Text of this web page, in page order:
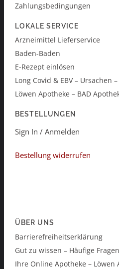
Zahlungsbedingungen
LOKALE SERVICE
Arzneimittel Lieferservice
Baden-Baden
E-Rezept einlösen
Long Covid & EBV – Ursachen
Löwen Apotheke – BAD
BESTELLUNGEN
Sign In / Anmelden
Bestellung widerrufen
ÜBER UNS
Barrierefreiheitserklärung
Gut zu wissen – Häufige
Ihre Online Apotheke – Löwen